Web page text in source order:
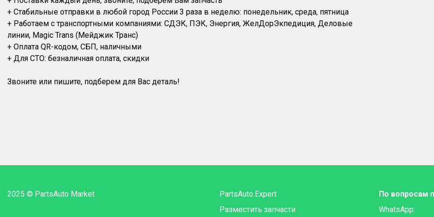
+ Стабильные отправки в любой город России 3 раза в неделю: понедельник, среда, пятница
+ Работаем с транспортными компаниями: СДЭК, ПЭК, Энергия, ЖелДорЭкпедиция, Деловые
линии, Magic Trans (Мейджик Транс)
+ Оплата QR-кодом, СБП, наличными
+ Для СТО: безналичная оплата, скидки
2025 © PartsAuto Market
PartsAuto.Expert
Разместить запчасти
По вопросам
WhatsApp: